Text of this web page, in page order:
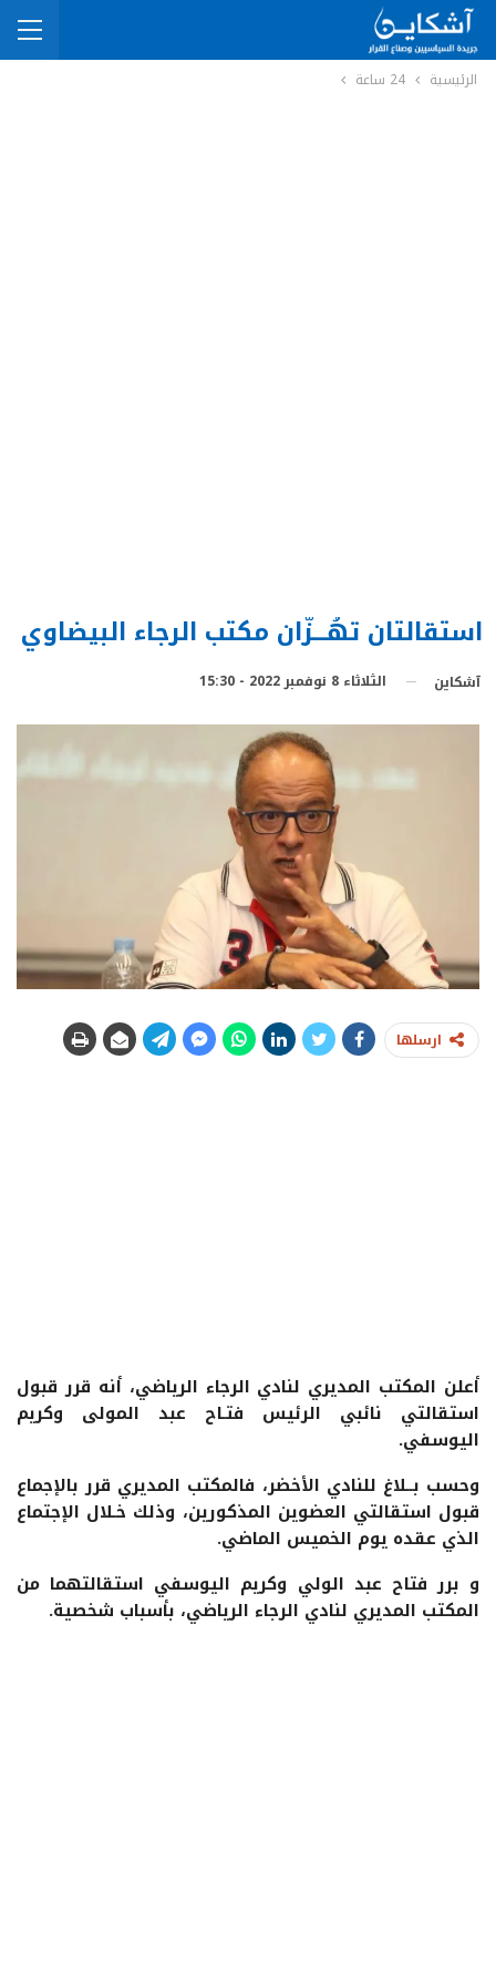
الرئيسية 24 ساعة
استقالتان تهُـــزّان مكتب الرجاء البيضاوي
آشكاين الثلاثاء 8 نوفمبر 2022 - 15:30
ارسلها
أعلن المكتب المديري لنادي الرجاء الرياضي، أنه قرر قبول
استقالتي نائبي الرئيس فتـاح عبد المولى وكريم
اليوسفي.
وحسب بــلاغ للنادي الأخضر، فالمكتب المديري قرر بالإجماع
قبول استقالتي العضوين المذكورين، وذلك خـلال الإجتماع
الذي عقده يوم الخميس الماضي.
و برر فتاح عبد الولي وكريم اليوسفي استقالتهما من
المكتب المديري لنادي الرجاء الرياضي، بأسباب شخصية.